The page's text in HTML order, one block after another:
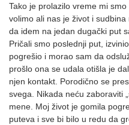
Tako je prolazilo vreme mi
volimo ali nas je život i
da idem na jedan dugački put
Pričali smo poslednji put,
pogrešio i morao sam da
prošlo ona se udala otišla je
njen kontakt. Porodično se
svega. Nikada neću zaboraviti
mene. Moj život je gomila
puteva i sve bi bilo u redu da